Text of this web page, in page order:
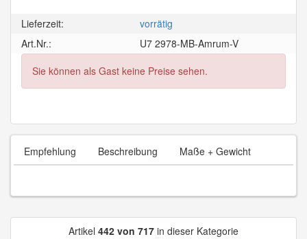
Lieferzeit:
vorrätig
Art.Nr.:
U7 2978-MB-Amrum-V
Sie können als Gast keine Preise sehen.
Empfehlung Beschreibung Maße + Gewicht
Artikel 442 von 717 in dieser Kategorie